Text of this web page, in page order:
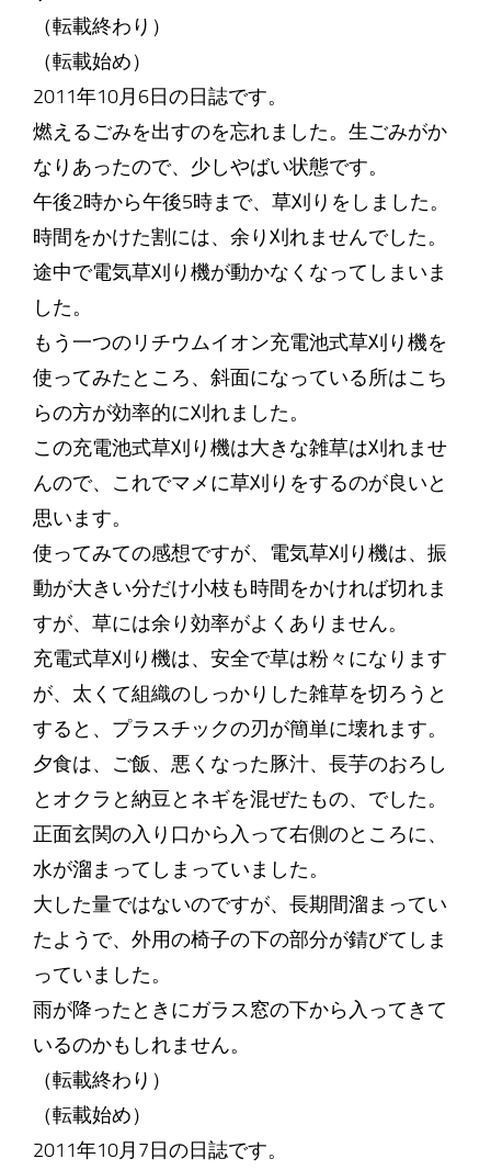
（転載終わり）
（転載始め）
2011年10月6日の日誌です。
燃えるごみを出すのを忘れました。生ごみがか
なりあったので、少しやばい状態です。
午後2時から午後5時まで、草刈りをしました。
時間をかけた割には、余り刈れませんでした。
途中で電気草刈り機が動かなくなってしまいま
した。
もう一つのリチウムイオン充電池式草刈り機を
使ってみたところ、斜面になっている所はこち
らの方が効率的に刈れました。
この充電池式草刈り機は大きな雑草は刈れませ
んので、これでマメに草刈りをするのが良いと
思います。
使ってみての感想ですが、電気草刈り機は、振
動が大きい分だけ小枝も時間をかければ切れま
すが、草には余り効率がよくありません。
充電式草刈り機は、安全で草は粉々になります
が、太くて組織のしっかりした雑草を切ろうと
すると、プラスチックの刃が簡単に壊れます。
夕食は、ご飯、悪くなった豚汁、長芋のおろし
とオクラと納豆とネギを混ぜたもの、でした。
正面玄関の入り口から入って右側のところに、
水が溜まってしまっていました。
大した量ではないのですが、長期間溜まってい
たようで、外用の椅子の下の部分が錆びてしま
っていました。
雨が降ったときにガラス窓の下から入ってきて
いるのかもしれません。
（転載終わり）
（転載始め）
2011年10月7日の日誌です。